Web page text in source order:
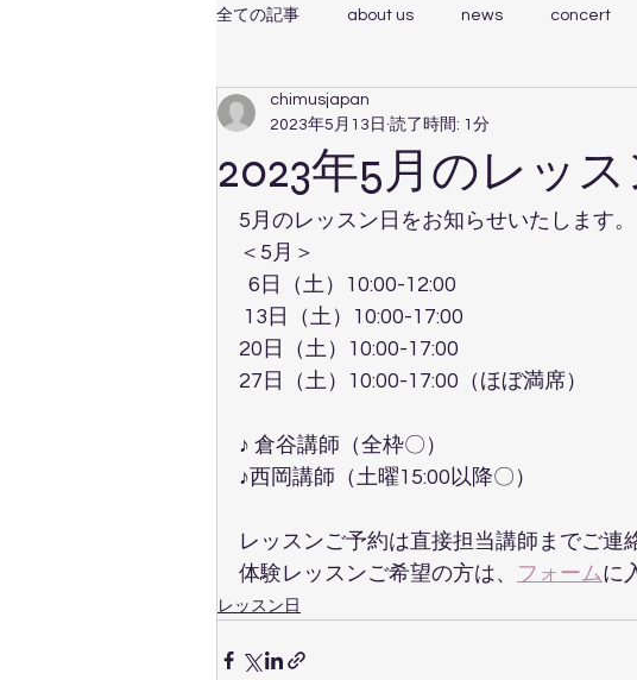
全ての記事 about us news concert
オペラ ミュージカル
2023年5月のレッス
chimusjapan
2023年5月13日 読了時間: 1分
5月のレッスン日をお知らせいたします。
＜5月＞
  6日（土）10:00-12:00
13日（土）10:00-17:00
20日（土）10:00-17:00
27日（土）10:00-17:00（ほぼ満席）
♪ 倉谷講師（全枠〇）
♪西岡講師（土曜15:00以降〇）
レッスンご予約は直接担当講師までご連
体験レッスンご希望の方は、
フォームに
レッスン日